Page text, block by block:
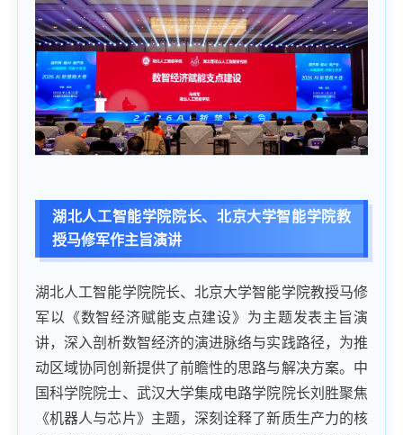
湖北人工智能学院院长、北京大学智能学院教
授马修军作主旨演讲
湖北人工智能学院院长、北京大学智能学院教授马修
军以《数智经济赋能支点建设》为主题发表主旨演
讲，深入剖析数智经济的演进脉络与实践路径，为推
动区域协同创新提供了前瞻性的思路与解决方案。中
国科学院院士、武汉大学集成电路学院院长刘胜聚焦
《机器人与芯片》主题，深刻诠释了新质生产力的核